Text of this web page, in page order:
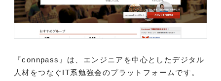
『connpass』は、エンジニアを中心としたデジタル
人材をつなぐIT系勉強会のプラットフォームです。